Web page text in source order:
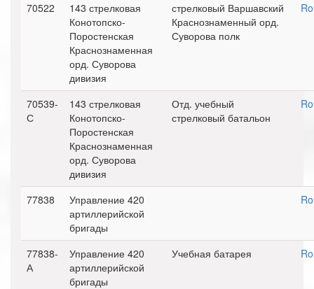
70522
143 стрелковая
Конотопско-
Поростенская
Краснознаменная
орд. Суворова
дивизия
стрелковый Варшавский
Краснознаменный орд.
Суворова полк
70539-
С
143 стрелковая
Конотопско-
Поростенская
Краснознаменная
орд. Суворова
дивизия
Отд. учебный
стрелковый батальон
77838
Управление 420
артиллерийской
бригады
77838-
А
Управление 420
артиллерийской
бригады
Учебная батарея